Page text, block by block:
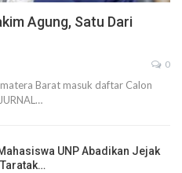
Agung, Satu Dari
0
Barat masuk daftar Calon
UNP Abadikan Jejak